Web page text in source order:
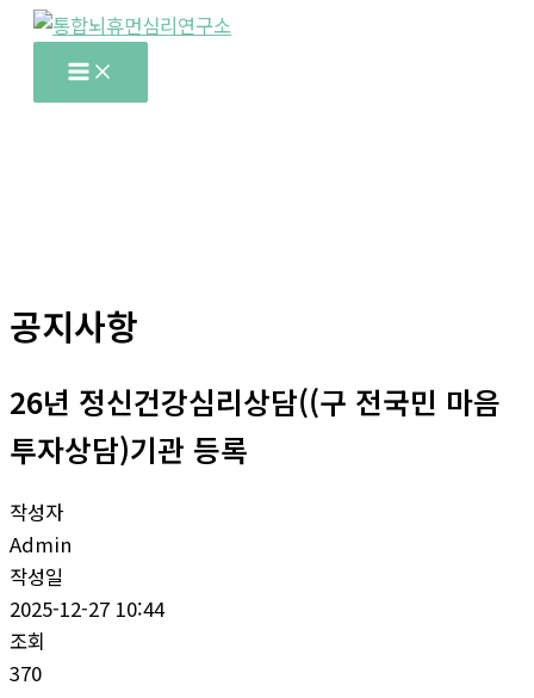
Main
Menu
공지사항
26년 정신건강심리상담((구 전국민 마음
투자상담)기관 등록
작성자
Admin
작성일
2025-12-27 10:44
조회
370